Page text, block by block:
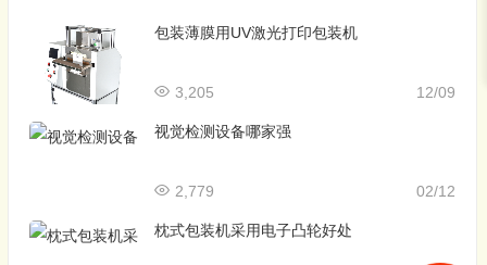
包装薄膜用UV激光打印包装机
12/09
3,205
视觉检测设备哪家强
02/12
2,779
枕式包装机采用电子凸轮好处